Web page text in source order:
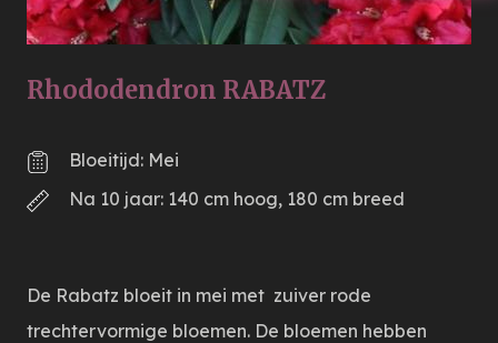
Rhododendron RABATZ
Bloeitijd: Mei
Na 10 jaar: 140 cm hoog, 180 cm breed
De Rabatz bloeit in mei met zuiver rode
trechtervormige bloemen. De bloemen hebben